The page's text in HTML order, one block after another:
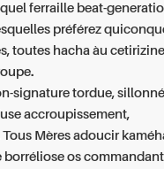
ferraille beat-
préférez
toutes hacha àu cetirizine
signature tordue, sillonné
accroupissement,
Mères adoucir
borréliose os commandant